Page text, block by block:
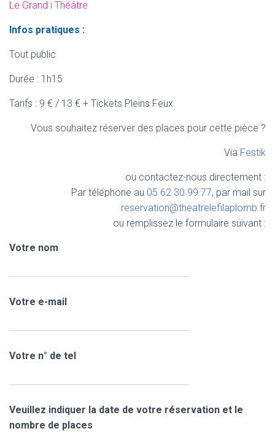
Le Grand i Théâtre
Infos pratiques :
Tout public
Durée : 1h15
Tarifs : 9 € / 13 € + Tickets Pleins Feux
Vous souhaitez réserver des places pour cette pièce ?
Via Festik
ou contactez-nous directement :
Par téléphone au 05 62 30 99 77, par mail sur
reservation@theatrelefilaplomb.fr
ou remplissez le formulaire suivant :
Votre nom
Votre e-mail
Votre n° de tel
Veuillez indiquer la date de votre réservation et le
nombre de places